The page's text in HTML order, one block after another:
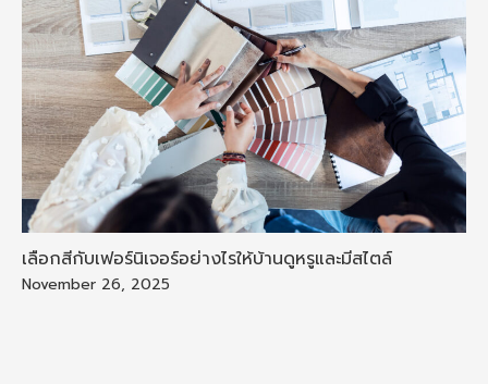
เลือกสีกับเฟอร์นิเจอร์อย่างไรให้บ้านดูหรูและมีสไตล์
November 26, 2025